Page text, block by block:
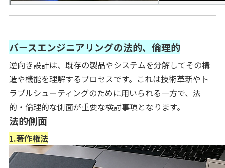
バースエンジニアリングの法的、倫理的
逆向き設計は、既存の製品やシステムを分解してその構
造や機能を理解するプロセスです。これは技術革新やト
ラブルシューティングのために用いられる一方で、法
的・倫理的な側面が重要な検討事項となります。
法的側面
1.著作権法